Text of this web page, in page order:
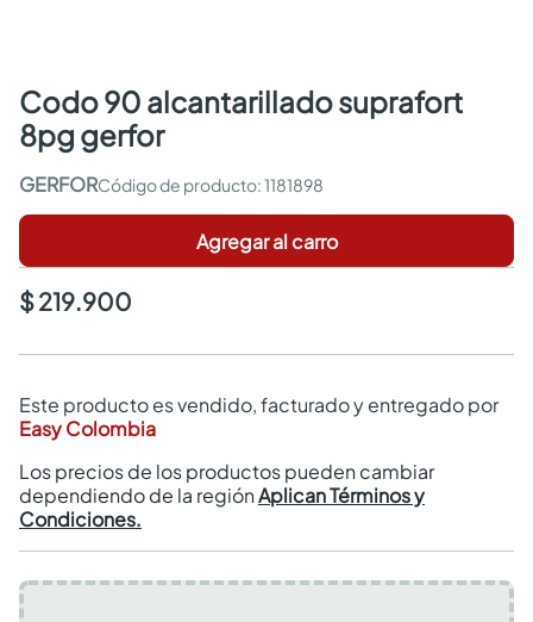
codo 90 alcantarillado suprafort
8pg gerfor
GERFOR :1181898
Agregar al carro
$ 219.900
Este producto es vendido, facturado y entregado por
Easy Colombia
Los precios de los productos pueden cambiar
dependiendo de la regiónAplican Términos y
Condiciones.